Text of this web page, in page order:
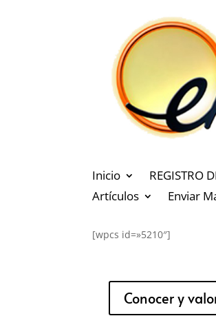
Inicio REGISTRO
Artículos
Enviar
[wpcs id=»5210″]
Conocer y